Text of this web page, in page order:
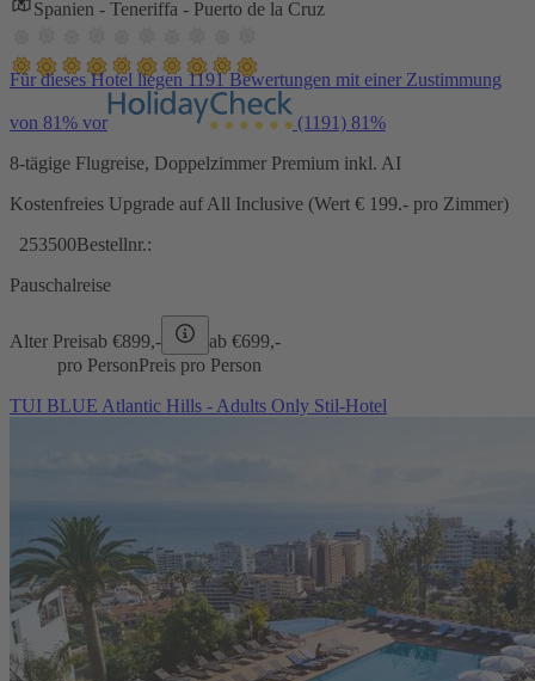
Spanien - Teneriffa - Puerto de la Cruz
Für dieses Hotel liegen 1191 Bewertungen mit einer Zustimmung
von 81% vor (1191) 81%
8-tägige Flugreise, Doppelzimmer Premium inkl. AI
Kostenfreies Upgrade auf All Inclusive (Wert € 199.- pro Zimmer)
253500Bestellnr.:
Pauschalreise
Alter Preisab €899,- ab €699,-
pro PersonPreis pro Person
TUI BLUE Atlantic Hills - Adults Only Stil-Hotel